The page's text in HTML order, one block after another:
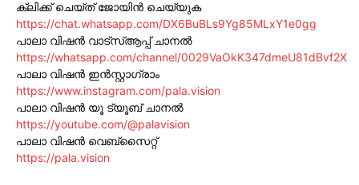
ക്ലിക്ക് ചെയ്ത് ജോയിൻ ചെയ്യുക
https://chat.whatsapp.com/DX6BuBLs9Yg85MLxY1e0gg
പാലാ വിഷൻ വാട്സ്ആപ്പ് ചാനൽ
https://whatsapp.com/channel/0029VaOkK347dmeU81dBvf2X
പാലാ വിഷൻ ഇൻസ്റ്റാഗ്രാം
https://www.instagram.com/pala.vision
പാലാ വിഷൻ യൂ ട്യൂബ് ചാനൽ
https://youtube.com/@palavision
പാലാ വിഷൻ വെബ്സൈറ്റ്
https://pala.vision